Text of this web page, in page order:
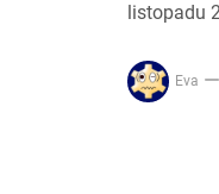
listopadu
Eva